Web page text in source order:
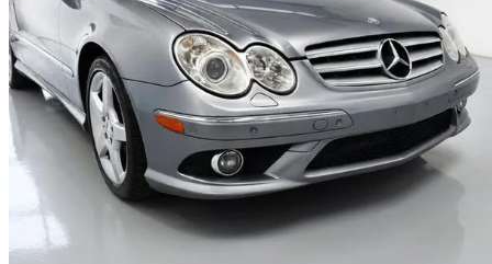
2009 Mercedes-Benz CLK
350 Cabriolet 123 000 km